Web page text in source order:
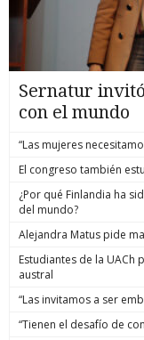
Sernatur
con el mundo
“Las mujeres
El congreso también
¿Por qué Finlandia ha
del mundo?
Alejandra Matus pide
Estudiantes de la
austral
“Las invitamos a ser
“Tienen el desafío de